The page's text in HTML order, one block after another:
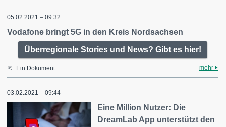
05.02.2021 – 09:32
Vodafone bringt 5G in den Kreis Nordsachsen
Überregionale Stories und News? Gibt es hier!
Ein Dokument mehr
03.02.2021 – 09:44
Eine Million Nutzer: Die
DreamLab App unterstützt den